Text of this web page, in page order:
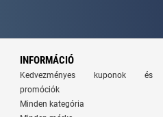
INFORMÁCIÓ
Kedvezményes kuponok és
promóciók
Minden kategória